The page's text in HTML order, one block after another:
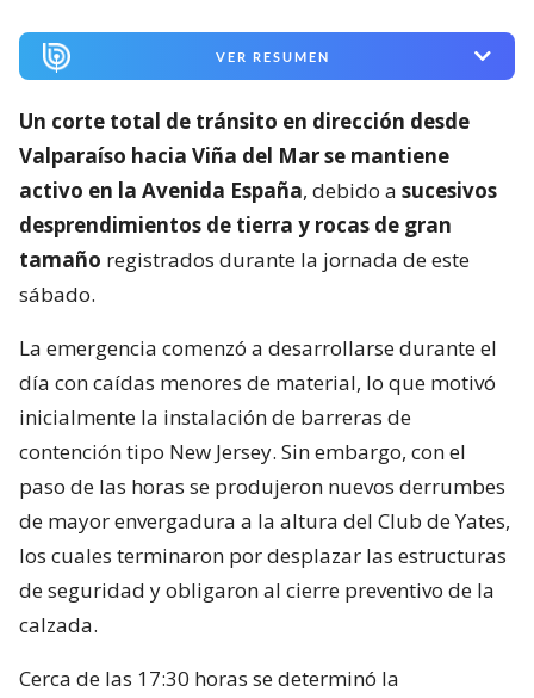
VER RESUMEN
Un corte total de tránsito en dirección desde
Valparaíso hacia Viña del Mar se mantiene
activo en la Avenida España, debido a sucesivos
desprendimientos de tierra y rocas de gran
tamaño registrados durante la jornada de este
sábado.
La emergencia comenzó a desarrollarse durante el
día con caídas menores de material, lo que motivó
inicialmente la instalación de barreras de
contención tipo New Jersey. Sin embargo, con el
paso de las horas se produjeron nuevos derrumbes
de mayor envergadura a la altura del Club de Yates,
los cuales terminaron por desplazar las estructuras
de seguridad y obligaron al cierre preventivo de la
calzada.
Cerca de las 17:30 horas se determinó la